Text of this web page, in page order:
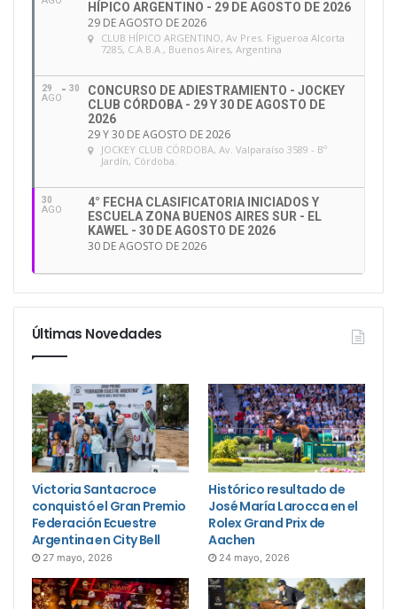
HÍPICO ARGENTINO - 29 DE AGOSTO DE 2026
29 DE AGOSTO DE 2026
CLUB HÍPICO ARGENTINO, Av Pres. Figueroa Alcorta
7285, C.A.B.A., Buenos Aires, Argentina
29
AGO
30
CONCURSO DE ADIESTRAMIENTO - JOCKEY
CLUB CÓRDOBA - 29 Y 30 DE AGOSTO DE
2026
29 Y 30 DE AGOSTO DE 2026
JOCKEY CLUB CÓRDOBA, Av. Valparaíso 3589 - Bº
Jardín, Córdoba.
30
AGO
4° FECHA CLASIFICATORIA INICIADOS Y
ESCUELA ZONA BUENOS AIRES SUR - EL
KAWEL - 30 DE AGOSTO DE 2026
30 DE AGOSTO DE 2026
Últimas Novedades
Victoria Santacroce
conquistó el Gran Premio
Federación Ecuestre
Argentina en City Bell
27 mayo, 2026
Histórico resultado de
José María Larocca en el
Rolex Grand Prix de
Aachen
24 mayo, 2026